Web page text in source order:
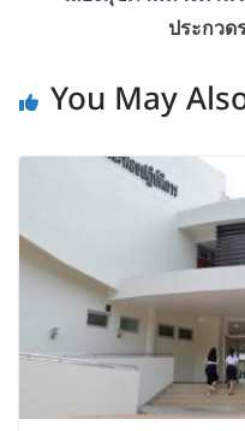
ประกวด
You May